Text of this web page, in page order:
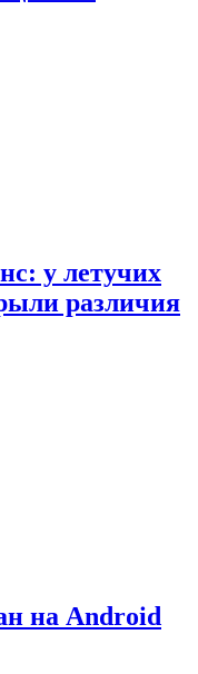
у летучих
различия
на Android